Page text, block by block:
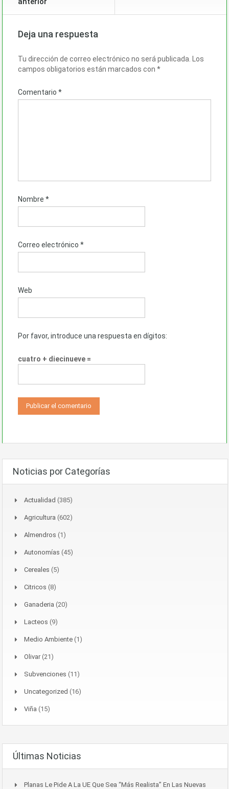
Deja una respuesta
Tu dirección de correo electrónico no será publicada. Los
campos obligatorios están marcados con *
Comentario *
Nombre *
Correo electrónico *
Web
Por favor, introduce una respuesta en dígitos:
cuatro + diecinueve =
Noticias por Categorías
Actualidad (385)
Agricultura (602)
Almendros (1)
Autonomías (45)
Cereales (5)
Citricos (8)
Ganaderia (20)
Lacteos (9)
Medio Ambiente (1)
Olivar(21)
Subvenciones (11)
Uncategorized (16)
Viña (15)
Últimas Noticias
Planas Le Pide A La UE Que Sea “más Realista” En Las Nuevas